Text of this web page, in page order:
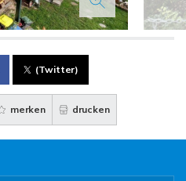
(Twitter)
merken drucken